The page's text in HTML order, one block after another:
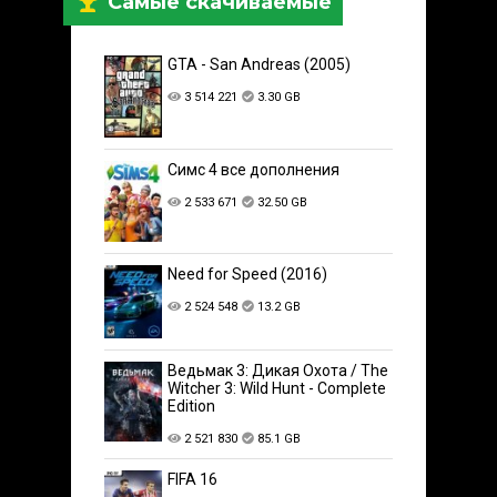
GTA - San Andreas (2005)
3 514 221 3.30 GB
Симс 4 все дополнения
2 533 671 32.50 GB
Need for Speed (2016)
2 524 548 13.2 GB
Ведьмак 3: Дикая Охота / The
Witcher 3: Wild Hunt - Complete
Edition
2 521 830 85.1 GB
FIFA 16